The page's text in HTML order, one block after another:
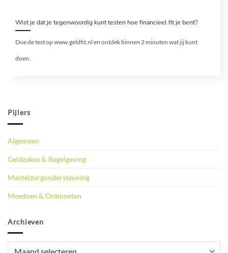
Pijlers
Algemeen
Geldzaken & Regelgeving
Mantelzorgondersteuning
Meedoen & Ontmoeten
Archieven
Wist je dat je tegenwoordig kunt testen hoe financieel fit je bent?
Doe de test op www.geldfit.nl en ontdek binnen 2 minuten wat jij kunt
doen.